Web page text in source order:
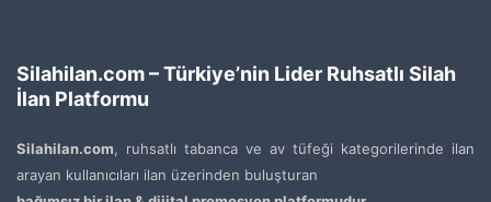
Silahilan.com – Türkiye’nin Lider Ruhsatlı Silah
İlan Platformu
Silahilan.com, ruhsatlı tabanca ve av tüfeği kategorilerinde ilan
arayan kullanıcıları ilan üzerinden buluşturan